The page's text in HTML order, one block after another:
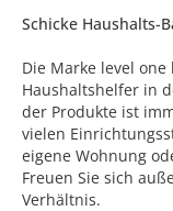
Schicke Haushalts-
Die Marke level
Haushaltshelfer in
der Produkte ist
vielen
eigene Wohnung
Freuen Sie sich
Verhältnis.